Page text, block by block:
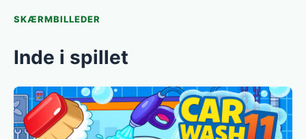
SKÆRMBILLEDER
Inde i spillet